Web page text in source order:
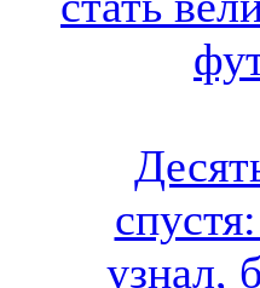
узнал,